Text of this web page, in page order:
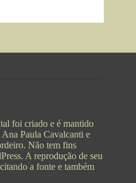
foi criado e é mantido
Paula Cavalcanti e
Não tem fins
A reprodução de seu
a fonte e também